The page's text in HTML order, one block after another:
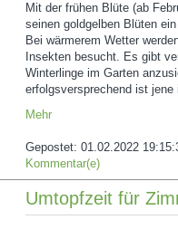
Mit der frühen Blüte (ab
seinen goldgelben Blüten
Bei wärmerem Wetter
Insekten besucht. Es gibt
Winterlinge im Garten
erfolgsversprechend ist
Mehr
Gepostet: 01.02.2022
Kommentar(e)
Umtopfzeit für